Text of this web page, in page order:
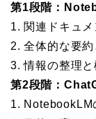
第1段階：
1. 関連ドキュ
2. 全体的な要
3. 情報の整理
第2段階：
1. NotebookLM